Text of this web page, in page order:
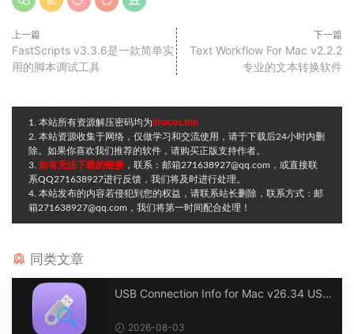
上一篇
FastScripts v3.3.6是一款简单实
用的脚本调试工具
下一篇
Text Workflow For Mac v2.2.2
专业的文本转换软件
1. 本站所有资源解压密码均为imacos.top
2. 本站资源收集于网络，仅做学习和交流使用，请于下载后24小时内删
除。如果你喜欢我们推荐的软件，请购买正版支持作者。
3. 如有无法下载的链接 ，联系：邮箱271638927@qq.com，或直接联
系QQ271638927进行反馈，我们将及时进行处理。
4. 本站发布的内容若侵犯到您的权益，请联系站长删除，联系方式：邮
箱271638927@qq.com，我们将第一时间配合处理！
同类文章
USB Connection Info for Mac v26.34 USB
2026-08-03